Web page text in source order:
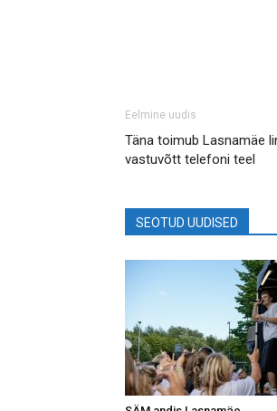
Eelmine uudis
Täna toimub Lasnamäe
vastuvõtt telefoni teel
SEOTUD UUDISED